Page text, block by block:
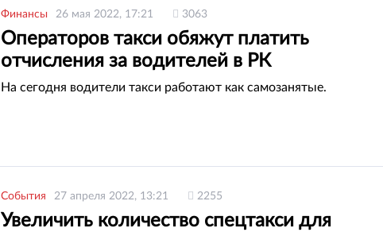
Финансы 26 мая 2022, 17:21 3063
Операторов такси обяжут платить
отчисления за водителей в РК
На сегодня водители такси работают как самозанятые.
События 27 апреля 2022, 13:21 2255
Увеличить количество спецтакси для